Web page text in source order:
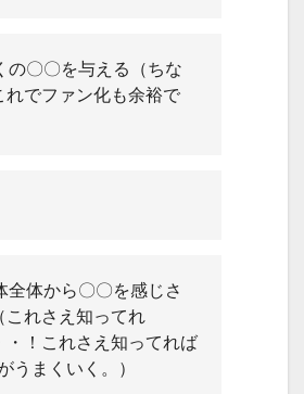
の〇〇を与える（ちな
れでファン化も余裕で
全体から〇〇を感じさ
これさえ知ってれ
・！これさえ知ってれば
うまくいく。）